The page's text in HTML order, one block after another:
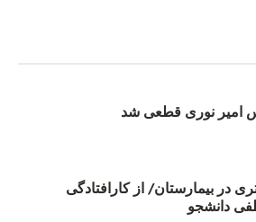
نوری قطعی شد
در بیمارستان/ از کارافتادگی